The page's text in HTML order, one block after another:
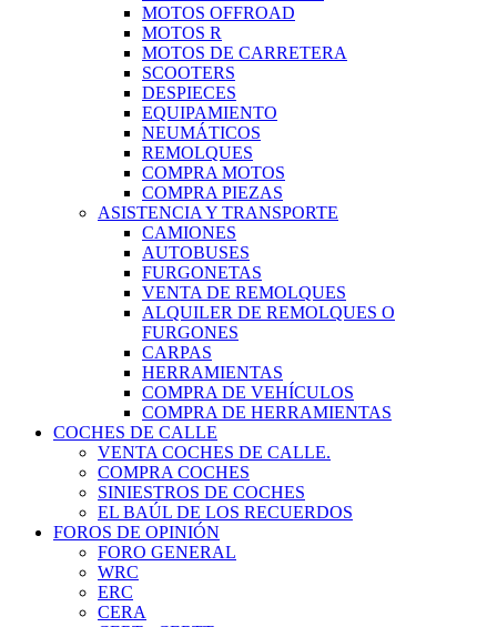
MOTOS OFFROAD
MOTOS R
MOTOS DE CARRETERA
SCOOTERS
DESPIECES
EQUIPAMIENTO
NEUMÁTICOS
REMOLQUES
COMPRA MOTOS
COMPRA PIEZAS
ASISTENCIA Y TRANSPORTE
CAMIONES
AUTOBUSES
FURGONETAS
VENTA DE REMOLQUES
ALQUILER DE REMOLQUES O
FURGONES
CARPAS
HERRAMIENTAS
COMPRA DE VEHÍCULOS
COMPRA DE HERRAMIENTAS
COCHES DE CALLE
VENTA COCHES DE CALLE.
COMPRA COCHES
SINIESTROS DE COCHES
EL BAÚL DE LOS RECUERDOS
FOROS DE OPINIÓN
FORO GENERAL
WRC
ERC
CERA